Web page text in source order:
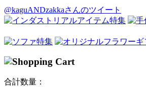
@kaguANDzakkaさんのツイート
合計数量：